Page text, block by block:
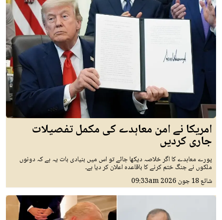
امریکا نے امن معاہدے کی مکمل تفصیلات
جاری کردیں
پورے معاہدے کا اگر خلاصہ دیکھا جائے تو اس میں بنیادی بات یہ ہے کہ دونوں
ملکوں نے جنگ ختم کرنے کا باقاعدہ اعلان کر دیا ہے۔
شائع18 جون 2026 09:33am